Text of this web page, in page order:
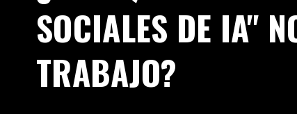
SOCIALES DE IA"
TRABAJO?